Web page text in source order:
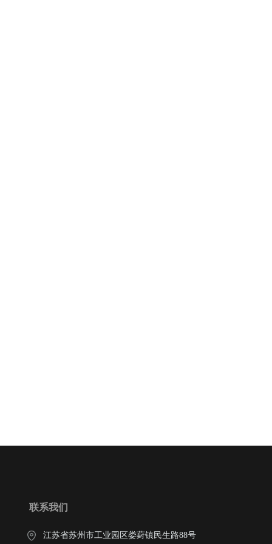
联系我们
江苏省苏州市工业园区娄葑镇民生路88号